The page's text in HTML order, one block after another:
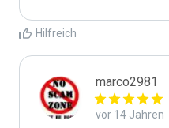
Hilfreich
marco2981
vor 14 Jahren